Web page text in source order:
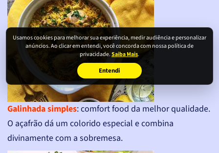
Usamos cookies para melhorar sua experiência, medir audiência e personalizar
anúncios. Ao clicar em entendi, você concorda com nossa política de
privacidade.Saiba Mais.
Entendi
Galinhada simples: comfort food da melhor qualidade.
O açafrão dá um colorido especial e combina
divinamente com a sobremesa.